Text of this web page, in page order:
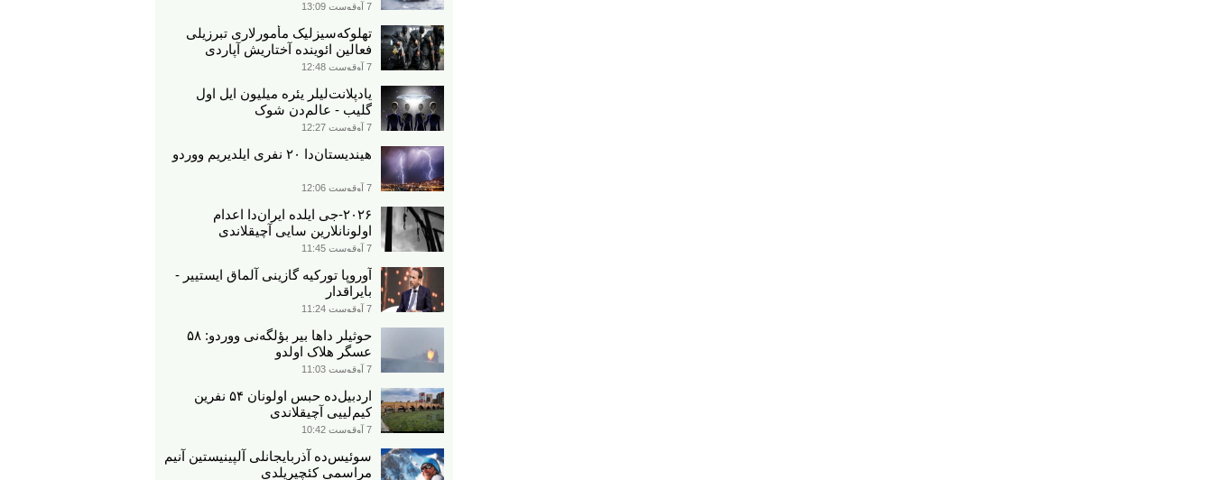
7 آوقوست 13:09
تهلوکه‌سیزلیک مأمورلاری تبرزیلی
فعالین ائوینده آختاریش آپاردی
7 آوقوست 12:48
یادپلانت‌لیلر یئره میلیون ایل اول
گلیب - عالم‌دن شوک
7 آوقوست 12:27
هیندیستان‌دا ۲۰ نفری ایلدیریم ووردو
7 آوقوست 12:06
۲۰۲۶-جی ایلده ایران‌دا اعدام
اولونانلارین سایی آچیقلاندی
7 آوقوست 11:45
آوروپا تورکیه گازینی آلماق ایستییر -
بایراقدار
7 آوقوست 11:24
حوثیلر داها بیر بؤلگه‌نی ووردو: ۵۸
عسگر هلاک اولدو
7 آوقوست 11:03
اردبیل‌ده حبس اولونان ۵۴ نفرین
کیم‌لییی آچیقلاندی
7 آوقوست 10:42
سوئیس‌ده آذربایجانلی آلپینیستین آنیم
مراسمی کئچیریلدی